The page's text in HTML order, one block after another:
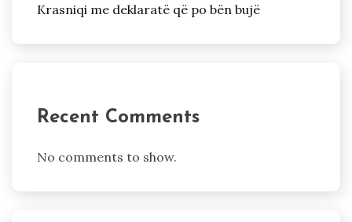
Krasniqi me deklaratë që po bën bujë
Recent Comments
No comments to show.